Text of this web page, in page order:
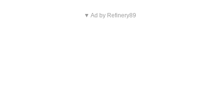
▼ Ad by Refinery89